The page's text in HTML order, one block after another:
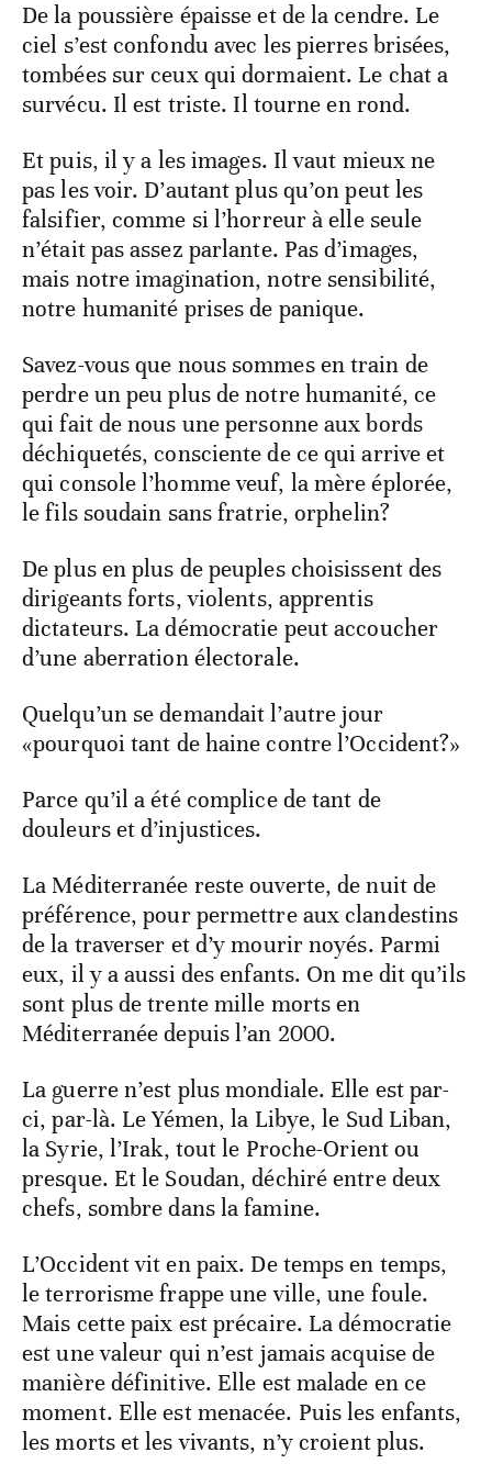
De la poussière épaisse et de la cendre. Le
ciel s’est confondu avec les pierres brisées,
tombées sur ceux qui dormaient. Le chat a
survécu. Il est triste. Il tourne en rond.
Et puis, il y a les images. Il vaut mieux ne
pas les voir. D’autant plus qu’on peut les
falsifier, comme si l’horreur à elle seule
n’était pas assez parlante. Pas d’images,
mais notre imagination, notre sensibilité,
notre humanité prises de panique.
Savez-vous que nous sommes en train de
perdre un peu plus de notre humanité, ce
qui fait de nous une personne aux bords
déchiquetés, consciente de ce qui arrive et
qui console l’homme veuf, la mère éplorée,
le fils soudain sans fratrie, orphelin?
De plus en plus de peuples choisissent des
dirigeants forts, violents, apprentis
dictateurs. La démocratie peut accoucher
d’une aberration électorale.
Quelqu’un se demandait l’autre jour
«pourquoi tant de haine contre l’Occident?»
Parce qu’il a été complice de tant de
douleurs et d’injustices.
La Méditerranée reste ouverte, de nuit de
préférence, pour permettre aux clandestins
de la traverser et d’y mourir noyés. Parmi
eux, il y a aussi des enfants. On me dit qu’ils
sont plus de trente mille morts en
Méditerranée depuis l’an 2000.
La guerre n’est plus mondiale. Elle est par-
ci, par-là. Le Yémen, la Libye, le Sud Liban,
la Syrie, l’Irak, tout le Proche-Orient ou
presque. Et le Soudan, déchiré entre deux
chefs, sombre dans la famine.
L’Occident vit en paix. De temps en temps,
le terrorisme frappe une ville, une foule.
Mais cette paix est précaire. La démocratie
est une valeur qui n’est jamais acquise de
manière définitive. Elle est malade en ce
moment. Elle est menacée. Puis les enfants,
les morts et les vivants, n’y croient plus.